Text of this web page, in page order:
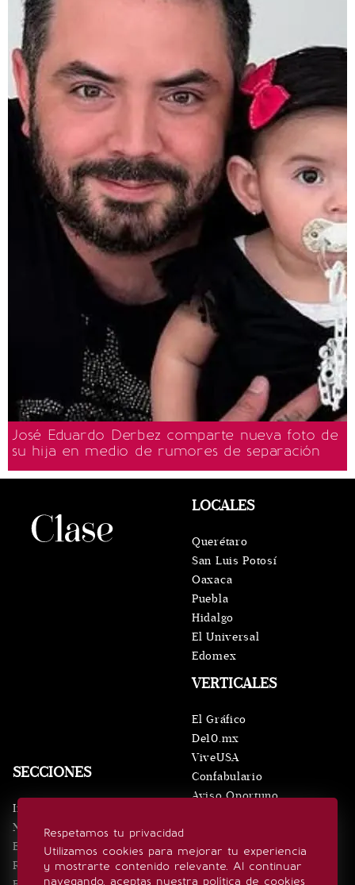
José Eduardo Derbez comparte nueva foto de
su hija en medio de rumores de separación
Respetamos tu privacidad
Utilizamos cookies para mejorar tu experiencia
y mostrarte contenido relevante. Al continuar
navegando, aceptas nuestra política de cookies
SECCIONES
Inicio
Noticias
Eventos
Realeza
VERTICALES
El Gráfico
De10.mx
ViveUSA
Confabulario
Aviso Oportuno
LOCALES
Querétaro
San Luis Potosí
Oaxaca
Puebla
Hidalgo
El Universal
Edomex
SÍGUENOS